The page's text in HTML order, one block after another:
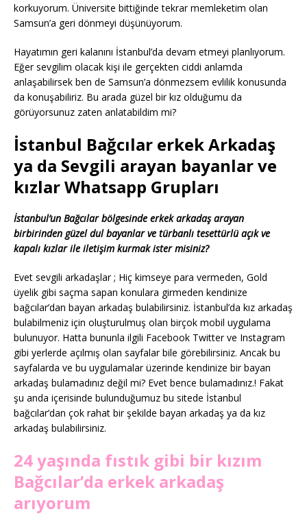
korkuyorum. Üniversite bittiğinde tekrar memleketim olan
Samsun’a geri dönmeyi düşünüyorum.
Hayatımın geri kalanını İstanbul’da devam etmeyi planlıyorum.
Eğer sevgilim olacak kişi ile gerçekten ciddi anlamda
anlaşabilirsek ben de Samsun’a dönmezsem evlilik konusunda
da konuşabiliriz. Bu arada güzel bir kız olduğumu da
görüyorsunuz zaten anlatabildim mi?
İstanbul Bağcılar erkek Arkadaş
ya da Sevgili arayan bayanlar ve
kızlar Whatsapp Grupları
İstanbul’un Bağcılar bölgesinde erkek arkadaş arayan
birbirinden güzel dul bayanlar ve türbanlı tesettürlü açık ve
kapalı kızlar ile iletişim kurmak ister misiniz?
Evet sevgili arkadaşlar ; Hiç kimseye para vermeden, Gold
üyelik gibi saçma sapan konulara girmeden kendinize
bağcılar’dan bayan arkadaş bulabilirsiniz. İstanbul’da kız arkadaş
bulabilmeniz için oluşturulmuş olan birçok mobil uygulama
bulunuyor. Hatta bununla ilgili Facebook Twitter ve Instagram
gibi yerlerde açılmış olan sayfalar bile görebilirsiniz. Ancak bu
sayfalarda ve bu uygulamalar üzerinde kendinize bir bayan
arkadaş bulamadınız değil mi? Evet bence bulamadınız.! Fakat
şu anda içerisinde bulunduğumuz bu sitede İstanbul
bağcılar’dan çok rahat bir şekilde bayan arkadaş ya da kız
arkadaş bulabilirsiniz.
24 yaşında fıstık gibi bir kızım
Bağcılar’da erkek arkadaş
arıyorum